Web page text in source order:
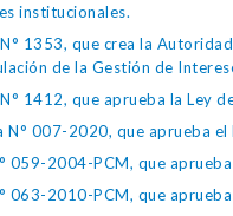
institucionales.
1353, que crea la
de la Gestión de
1412, que aprueba la Ley
N° 007-2020, que aprueba
059-2004-PCM, que
063-2010-PCM, que